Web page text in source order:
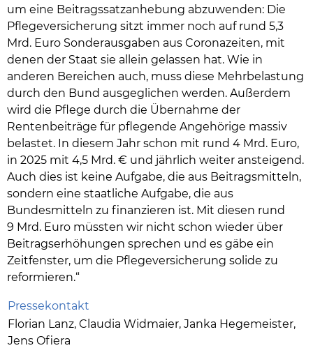
um eine Beitragssatzanhebung abzuwenden: Die
Pflegeversicherung sitzt immer noch auf rund 5,3
Mrd. Euro Sonderausgaben aus Coronazeiten, mit
denen der Staat sie allein gelassen hat. Wie in
anderen Bereichen auch, muss diese Mehrbelastung
durch den Bund ausgeglichen werden. Außerdem
wird die Pflege durch die Übernahme der
Rentenbeiträge für pflegende Angehörige massiv
belastet. In diesem Jahr schon mit rund 4 Mrd. Euro,
in 2025 mit 4,5 Mrd. € und jährlich weiter ansteigend.
Auch dies ist keine Aufgabe, die aus Beitragsmitteln,
sondern eine staatliche Aufgabe, die aus
Bundesmitteln zu finanzieren ist. Mit diesen rund
9 Mrd. Euro müssten wir nicht schon wieder über
Beitragserhöhungen sprechen und es gäbe ein
Zeitfenster, um die Pflegeversicherung solide zu
reformieren.“
Pressekontakt
Florian Lanz, Claudia Widmaier, Janka Hegemeister,
Jens Ofiera